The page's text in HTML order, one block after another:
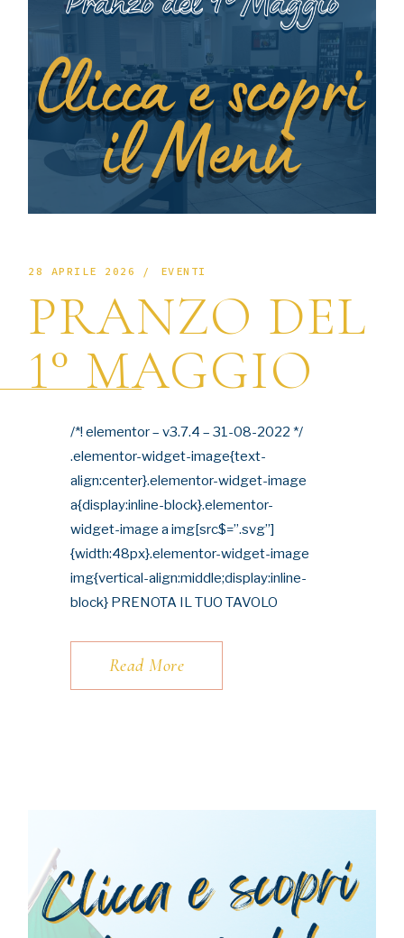
28 APRILE 2026 EVENTI
PRANZO DEL
1° MAGGIO
/*! elementor – v3.7.4 – 31-08-2022 */
.elementor-widget-image{text-
align:center}.elementor-widget-image
a{display:inline-block}.elementor-
widget-image a img[src$=”.svg”]
{width:48px}.elementor-widget-image
img{vertical-align:middle;display:inline-
block} PRENOTA IL TUO TAVOLO
Read More